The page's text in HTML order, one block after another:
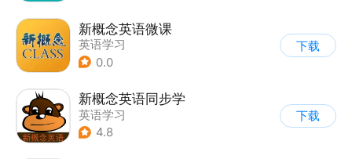
新概念英语微课
英语学习
0.0
下载
新概念英语同步学
英语学习
4.8
下载